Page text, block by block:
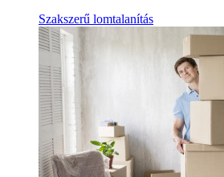
Szakszerű lomtalanítás